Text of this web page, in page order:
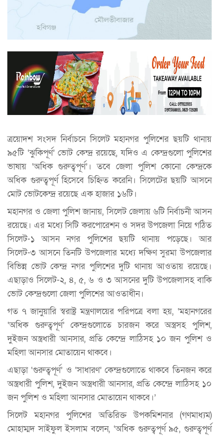
ত্রয়োদশ সংসদ নির্বাচনে সিলেট মহানগর পুলিশের ছয়টি থানায়
৯৫টি ‘ঝুকিপূর্ণ’ ভোট কেন্দ্র রয়েছে, যদিও এ কেন্দ্রগুলো পুলিশের
ভাষায় ‘অধিক গুরুত্বপূর্ণ’। তবে জেলা পুলিশ কোনো কেন্দ্রকে
অধিক গুরুত্বপূর্ণ হিসেবে চিহ্নিত করেনি। সিলেটের ছয়টি আসনে
মোট ভোটকেন্দ্র রয়েছে এক হাজার ১৬টি।
মহানগর ও জেলা পুলিশ জানায়, সিলেট জেলায় ৬টি নির্বাচনী আসন
রয়েছে। এর মধ্যে সিটি করপোরেশন ও সদর উপজেলা নিয়ে গঠিত
সিলেট-১ আসন নগর পুলিশের ছয়টি থানায় পড়েছে। আর
সিলেট-৩ আসনে তিনটি উপজেলার মধ্যে দক্ষিণ সুরমা উপজেলার
বিভিন্ন ভোট কেন্দ্র নগর পুলিশের দুটি থানায় আওতায় রয়েছে।
এছাড়াও সিলেট-২, ৪, ৫, ৬ ও ৩ আসনের দুটি উপজেলাসহ বাকি
ভোট কেন্দ্রগুলো জেলা পুলিশের আওতাধীন।
গত ৭ জানুয়ারি স্বরাষ্ট্র মন্ত্রণালয়ের পরিপত্রে বলা হয়, ‘মহানগরের
‘অধিক গুরুত্বপূর্ণ’ কেন্দ্রগুলোতে চারজন করে অস্ত্রসহ পুলিশ,
দুইজন অস্ত্রধারী আনসার, প্রতি কেন্দ্রে লাঠিসহ ১০ জন পুলিশ ও
মহিলা আনসার মোতায়েন থাকবে।
এছাড়া ‘গুরুত্বপূর্ণ’ ও ‘সাধারণ’ কেন্দ্রগুলোতে থাকবে তিনজন করে
অস্ত্রধারী পুলিশ, দুইজন অস্ত্রধারী আনসার, প্রতি কেন্দ্রে লাঠিসহ ১০
জন পুলিশ ও মহিলা আনসার মোতায়েন থাকবে।’
সিলেট মহানগর পুলিশের অতিরিক্ত উপকমিশনার (গণমাধ্যম)
মোহাম্মদ সাইফুল ইসলাম বলেন, ‘অধিক গুরুত্বপূর্ণ ৯৫, গুরুত্বপূর্ণ